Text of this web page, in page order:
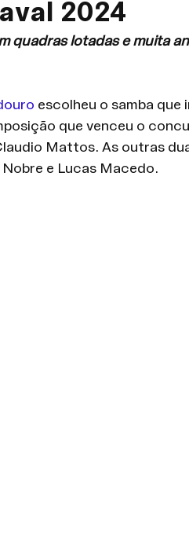
2024
quadras lotadas e muita
escolheu o samba que
que venceu o
Mattos. As outras
e Lucas Macedo.